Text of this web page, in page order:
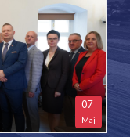
07
Maj